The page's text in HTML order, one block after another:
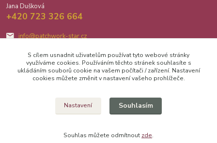
Jana Dušková
+420 723 326 664
info@patchwork-star.cz
Upravit sběr cookies.
2026 Jana Dušková Patchwork Star
S cílem usnadnit uživatelům používat tyto webové stránky
využíváme cookies. Používáním těchto stránek souhlasíte s
ukládáním souborů cookie na vašem počítači / zařízení. Nastavení
cookies můžete změnit v nastavení vašeho prohlížeče.
Nastavení Souhlasím
Souhlas můžete odmítnout zde.